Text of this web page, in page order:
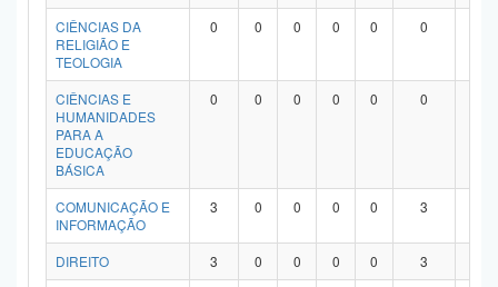
CIÊNCIAS DA
RELIGIÃO E
TEOLOGIA
0 0 0 0 0 0
CIÊNCIAS E
HUMANIDADES
PARA A
EDUCAÇÃO
BÁSICA
0 0 0 0 0 0
COMUNICAÇÃO E
INFORMAÇÃO
3 0 0 0 0 3
DIREITO 3 0 0 0 0 3